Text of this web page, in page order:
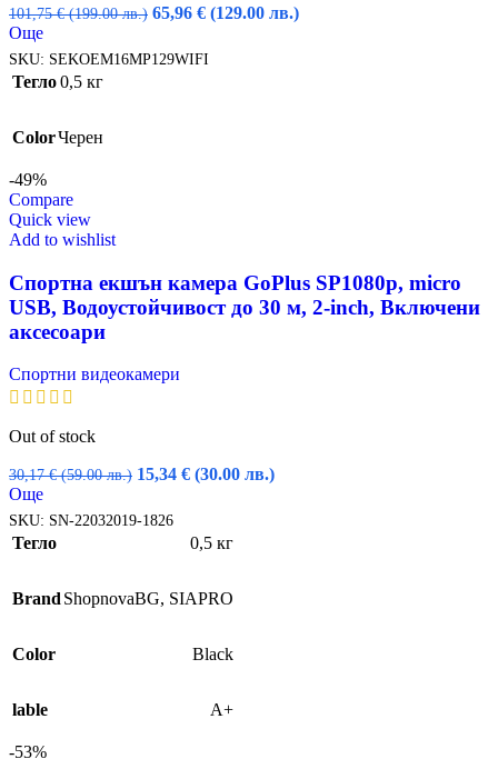
101,75€ (199.00 лв.) Original
was:
65,96 € (129.00 лв.)Текущата
Още
SKU: SEKOEM16MP129WIFI
Тегло0,5 кг
ColorЧерен
-49%
Compare
Quick view
Add to wishlist
Спортна екшън камера GoPlus SP1080p, micro
USB, Водоустойчивост до 30 м, 2-inch, Включени
аксесоари
Спортни видеокамери
Out of stock
30,17€ (59.00 лв.) Original
was:
15,34 € (30.00 лв.)Текущата
Още
SKU: SN-22032019-1826
Тегло 0,5 кг
BrandShopnovaBG, SIAPRO
Color Black
lable A+
-53%